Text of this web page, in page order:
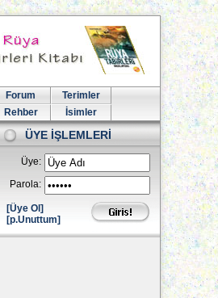
Forum
Terimler
Rehber İsimler
ÜYE İŞLEMLERİ
Üye:
Parola:
[Üye Ol]
[p.Unuttum]